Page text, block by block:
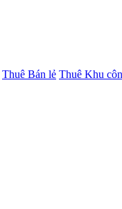
Thuê Bán lẻ Thuê Khu